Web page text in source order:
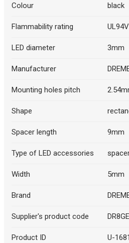
Colour black
Flammability rating
LED diameter 3mm
Manufacturer
Mounting holes pitch
Shape
Spacer length 9mm
Type of LED accessories
Width 5mm
Brand
Supplier's product code
Product ID U-